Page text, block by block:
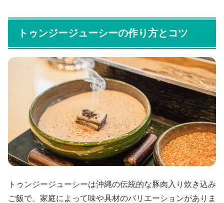
トゥンジージューシーの作り方とコツ
トゥンジージューシーは沖縄の伝統的な豚肉入り炊き込み
ご飯で、家庭によって味や具材のバリエーションがありま